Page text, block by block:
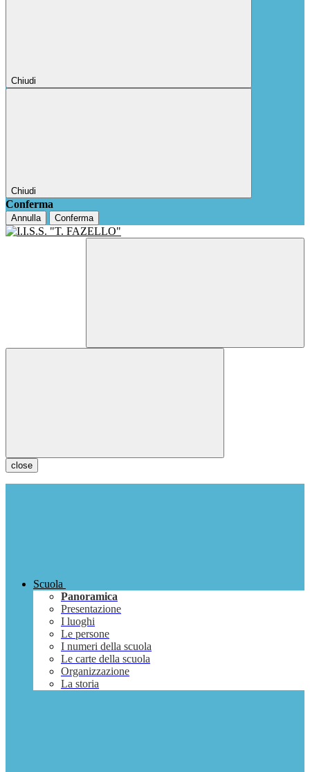
Chiudi
Chiudi
Conferma
Annulla Conferma
close
Scuola
Panoramica
Presentazione
I luoghi
Le persone
I numeri della scuola
Le carte della scuola
Organizzazione
La storia